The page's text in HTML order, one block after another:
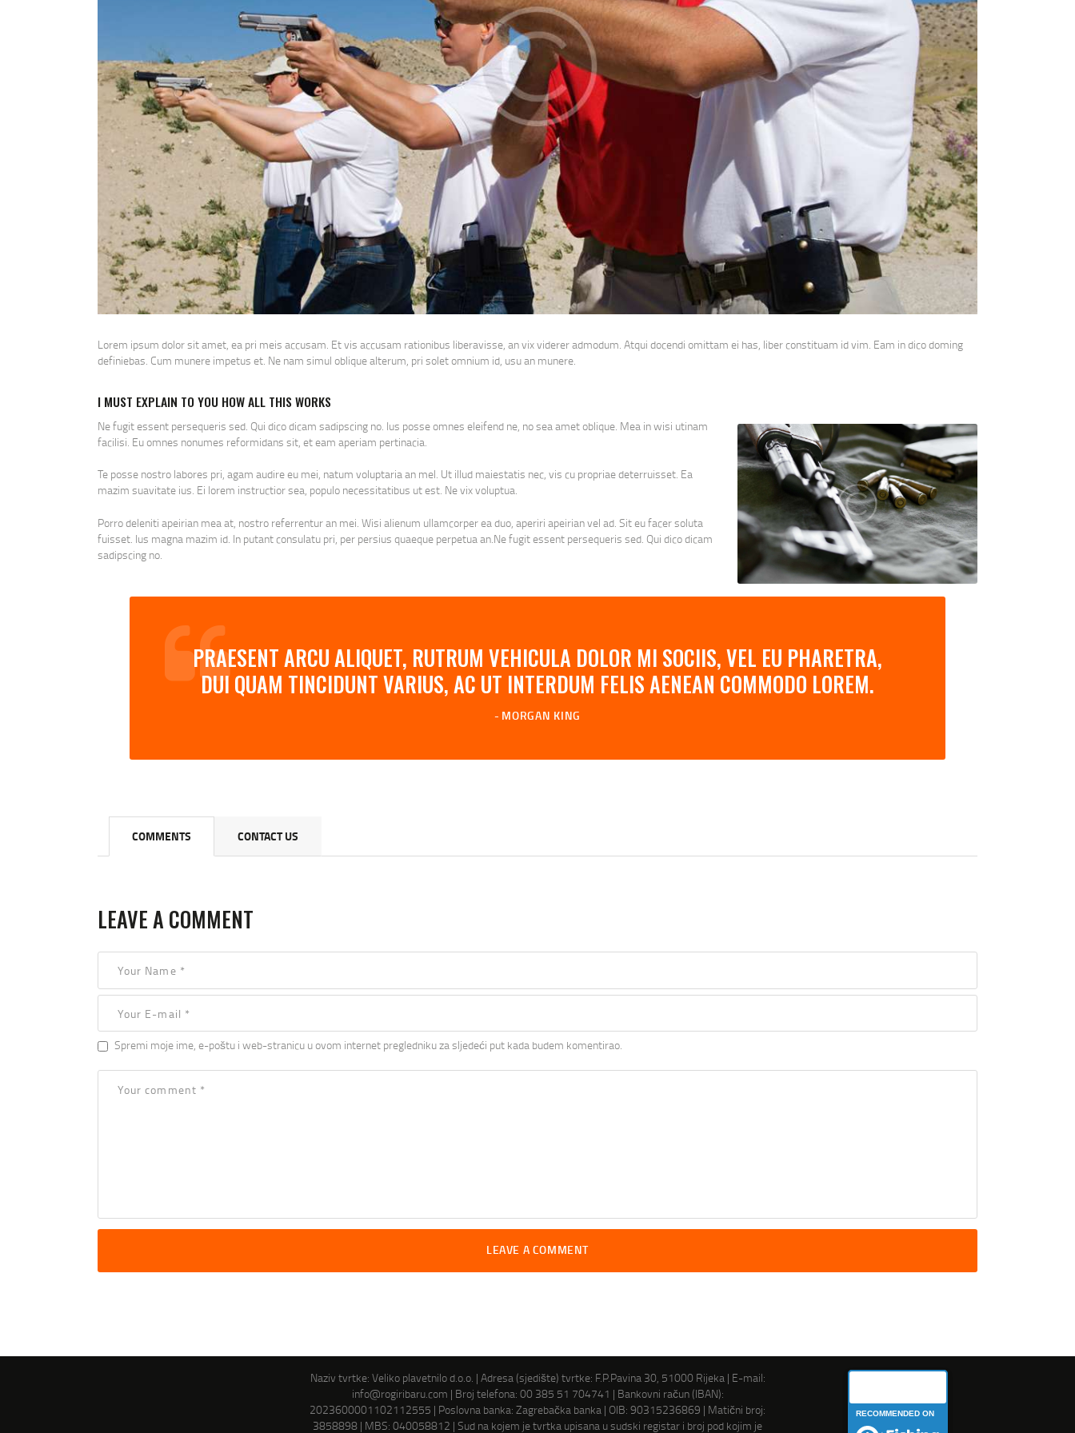
Lorem ipsum dolor sit amet, ea pri meis accusam. Et vis accusam rationibus liberavisse, an vix viderer admodum. Atqui docendi omittam ei has, liber constituam id vim. Eam in dico doming
definiebas. Cum munere impetus et. Ne nam simul oblique alterum, pri solet omnium id, usu an munere.
I MUST EXPLAIN TO YOU HOW ALL THIS WORKS
Ne fugit essent persequeris sed. Qui dico dicam sadipscing no. Ius posse omnes eleifend ne, no sea amet oblique. Mea in wisi utinam
facilisi. Eu omnes nonumes reformidans sit, et eam aperiam pertinacia.
Te posse nostro labores pri, agam audire eu mei, natum voluptaria an mel. Ut illud maiestatis nec, vis cu propriae deterruisset. Ea
mazim suavitate ius. Ei lorem instructior sea, populo necessitatibus ut est. Ne vix voluptua.
Porro deleniti apeirian mea at, nostro referrentur an mei. Wisi alienum ullamcorper ea duo, aperiri apeirian vel ad. Sit eu facer soluta
fuisset. Ius magna mazim id. In putant consulatu pri, per persius quaeque perpetua an.Ne fugit essent persequeris sed. Qui dico dicam
sadipscing no.
PRAESENT ARCU ALIQUET, RUTRUM VEHICULA DOLOR MI SOCIIS, VEL EU PHARETRA,
DUI QUAM TINCIDUNT VARIUS, AC UT INTERDUM FELIS AENEAN COMMODO LOREM.
MORGAN KING
COMMENTS CONTACT US
LEAVE A COMMENT
Spremi moje ime, e-poštu i web-stranicu u ovom internet pregledniku za sljedeći put kada budem komentirao.
Naziv tvrtke: Veliko plavetnilo d.o.o. | Adresa (sjedište) tvrtke: F.P.Pavina 30, 51000 Rijeka | E-mail:
info@rogiribaru.com | Broj telefona: 00 385 51 704741 | Bankovni račun (IBAN):
2023600001102112555 | Poslovna banka: Zagrebačka banka | OIB: 90315236869 | Matični broj:
3858898 | MBS: 040058812 | Sud na kojem je tvrtka upisana u sudski registar i broj pod kojim je
RECOMMENDED ON